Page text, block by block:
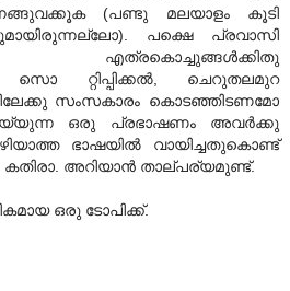
(പണ്ടു മലയാളം കൂടി
പക്ഷെ പ്രവാസി
എത്രകൊച്ചുങ്ങള്‍ക്കിതു
സൊ റ്റിപ്പിക്കല്‍, ചെറുതലമുറ
സംസകാരം കൊടഞ്ഞിടണമോ
ഒരു പ്രഭാഷണം അവര്‍ക്കു
ഭാഷയില്‍ വായിച്ചതുകൊണ്ട്
അറിയാന്‍ താല്പര്യമുണ്ട്.
ഒരു ടോപിക്ക്.